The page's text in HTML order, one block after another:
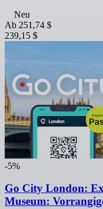
Neu
Ab 251,74 $
239,15 $
-5%
Go City London:
Museum: